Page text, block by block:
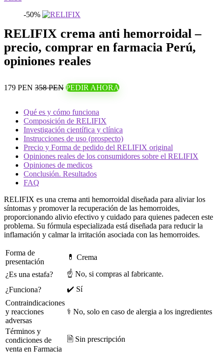
-50%
RELIFIX crema anti hemorroidal –
precio, comprar en farmacia Perú,
opiniones reales
179 PEN 358 PEN PEDIR AHORA
Qué es y cómo funciona
Composición de RELIFIX
Investigación científica y clínica
Instrucciones de uso (prospecto)
Precio y Forma de pedido del RELIFIX original
Opiniones reales de los consumidores sobre el RELIFIX
Opiniones de medicos
Conclusión. Resultados
FAQ
RELIFIX es una crema anti hemorroidal diseñada para aliviar los
síntomas y promover la recuperación de las hemorroides,
proporcionando alivio efectivo y cuidado para quienes padecen este
problema. Su fórmula especializada está diseñada para reducir la
inflamación y calmar la irritación asociada con las hemorroides.
Forma de
presentación
💊 Crema
¿Es una estafa?
☝ No, si compras al fabricante.
¿Funciona?
✔️ Sí
Contraindicaciones
y reacciones
adversas
⚕️ No, solo en caso de alergia a los ingredientes
Términos y
condiciones de
venta en Farmacia
🗎 Sin prescripción